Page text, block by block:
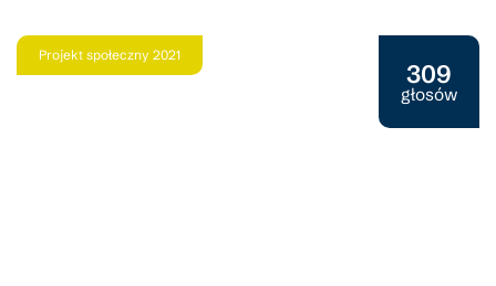
Projekt społeczny 2021
309
głosów